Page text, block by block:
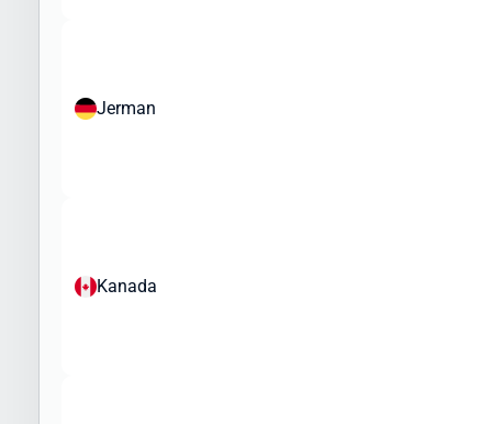
Makanan dan produk organik
Senjata dan amunisi
Jerman
Kanada